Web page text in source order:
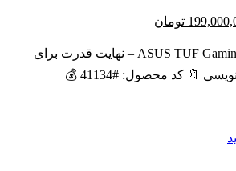
204,000,000 تومان
تومان
199,000,000 تومان
است.
💻 لپتاپ ASUS TUF Gaming F15 FX507 – نهایت قدرت برای
🔖 کد محصول: #41134 💰